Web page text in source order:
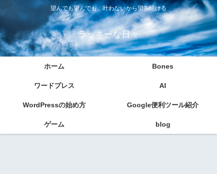
望んでも望んでも、叶わないから望み続ける
ラッキーな日々
ホーム Bones
ワードプレス AI
WordPressの始め方 Google便利ツール紹介
ゲーム blog